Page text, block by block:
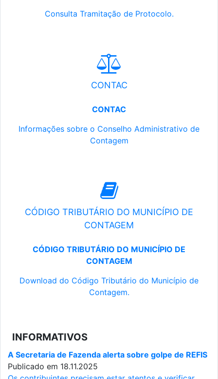
Consulta Tramitação de Protocolo.
CONTAC
CONTAC
Informações sobre o Conselho Administrativo de
Contagem
CÓDIGO TRIBUTÁRIO DO MUNICÍPIO DE
CONTAGEM
CÓDIGO TRIBUTÁRIO DO MUNICÍPIO DE
CONTAGEM
Download do Código Tributário do Município de
Contagem.
INFORMATIVOS
A Secretaria de Fazenda alerta sobre golpe de REFIS
Publicado em 18.11.2025